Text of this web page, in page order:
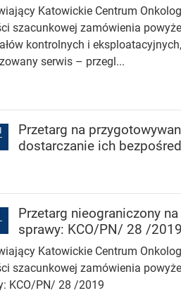
Katowickie Centrum
szacunkowej zamówienia
kontrolnych i
serwis – przegl...
Przetarg na
dostarczanie ich
Przetarg nieograniczony
sprawy: KCO/PN/ 28 /2019
Katowickie Centrum
szacunkowej zamówienia
KCO/PN/ 28 /2019